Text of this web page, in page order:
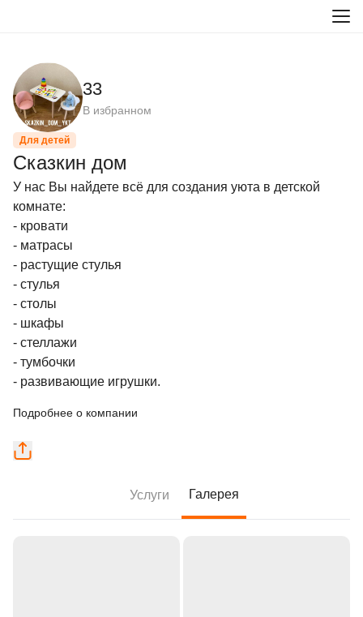
33
В избранном
Для детей
Сказкин дом
У нас Вы найдете всё для создания уюта в детской
комнате:
- кровати
- матрасы
- растущие стулья
- стулья
- столы
- шкафы
- стеллажи
- тумбочки
- развивающие игрушки.
Подробнее о компании
Услуги Галерея